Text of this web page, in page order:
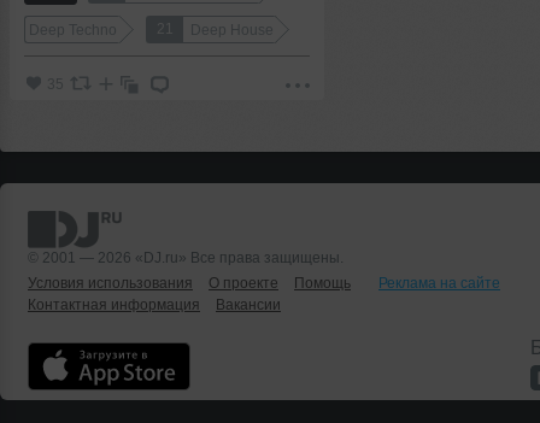
Deep Techno 21 Deep House
35
© 2001 — 2026 «DJ.ru» Все права защищены.
Условия использования
О проекте Помощь
Реклама на сайте
Контактная информация
Вакансии